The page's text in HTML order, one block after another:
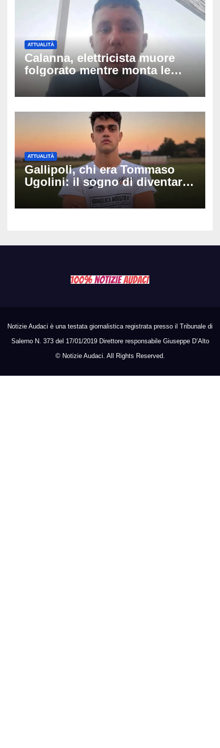
ATTUALITÀ
Calanna, elettricista muore
folgorato mentre monta le
luminarie della festa: chi era
Fabio Calabrò e cosa è
ATTUALITÀ
Gallipoli, chi era Tommaso
Ugolini: il sogno di diventare
medico e la fascia da
capitano, il dolore di Bologna
Notizie Audaci è una testata giornalistica registrata presso il Tribunale di
Salerno N. 373 del 17/01/2019 Direttore responsabile Giuseppe D’Alto
© Notizie Audaci. All Rights Reserved.